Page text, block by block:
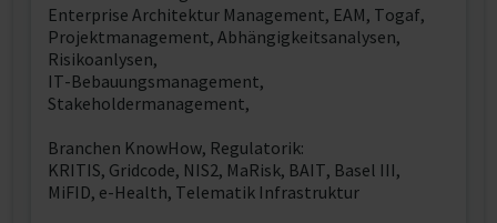
Enterprise Architektur Management, EAM, Togaf,
Projektmanagement, Abhängigkeitsanalysen,
Risikoanlysen,
IT-Bebauungsmanagement,
Stakeholdermanagement,
Branchen KnowHow, Regulatorik:
KRITIS, Gridcode, NIS2, MaRisk, BAIT, Basel III,
MiFID, e-Health, Telematik Infrastruktur